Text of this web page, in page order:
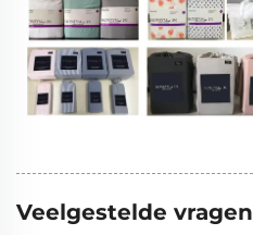
Veelgestelde vragen